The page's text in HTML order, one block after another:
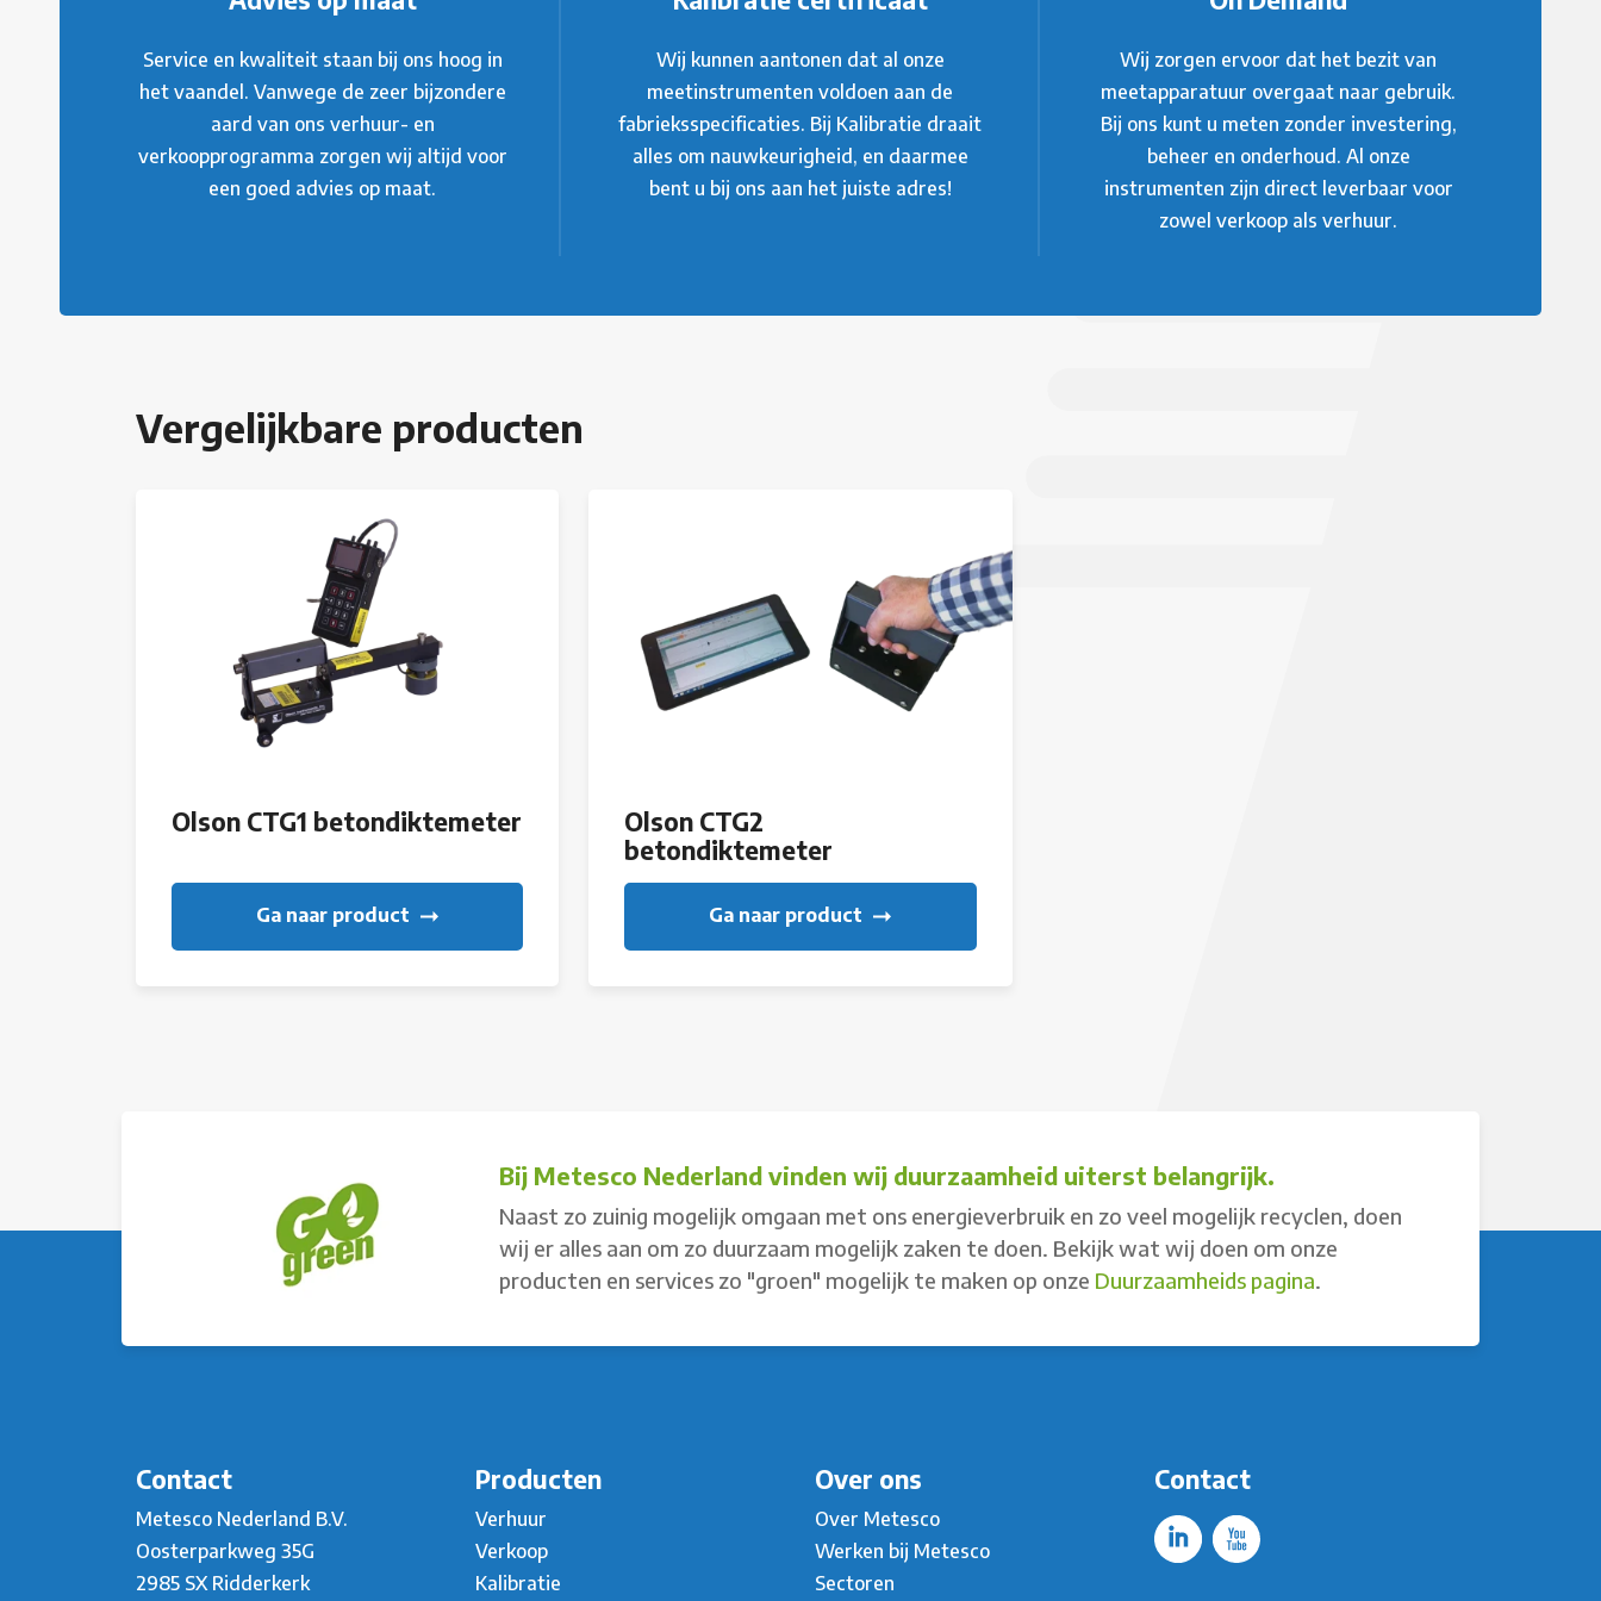
Service en kwaliteit staan bij ons hoog in
het vaandel. Vanwege de zeer bijzondere
aard van ons verhuur- en
verkoopprogramma zorgen wij altijd voor
een goed advies op maat.
Wij kunnen aantonen dat al onze
meetinstrumenten voldoen aan de
fabrieksspecificaties. Bij Kalibratie draait
alles om nauwkeurigheid, en daarmee
bent u bij ons aan het juiste adres!
Wij zorgen ervoor dat het bezit van
meetapparatuur overgaat naar gebruik.
Bij ons kunt u meten zonder investering,
beheer en onderhoud. Al onze
instrumenten zijn direct leverbaar voor
zowel verkoop als verhuur.
Vergelijkbare producten
Olson CTG1 betondiktemeter
Ga naar product
Olson CTG2
betondiktemeter
Ga naar product
Bij Metesco Nederland vinden wij duurzaamheid uiterst belangrijk.
Naast zo zuinig mogelijk omgaan met ons energieverbruik en zo veel mogelijk recyclen, doen
wij er alles aan om zo duurzaam mogelijk zaken te doen. Bekijk wat wij doen om onze
producten en services zo "groen" mogelijk te maken op onze Duurzaamheids pagina
Contact
Metesco Nederland B.V.
Oosterparkweg 35G
2985 SX Ridderkerk
Producten
Verhuur
Verkoop
Kalibratie
Over ons
Over Metesco
Werken bij Metesco
Sectoren
Contact